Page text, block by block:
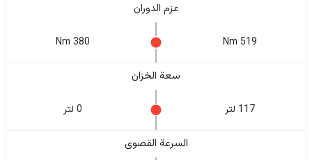
عزم الدوران
519 Nm
380 Nm
سعة الخزان
117 لتر 0 لتر
السرعة القصوى